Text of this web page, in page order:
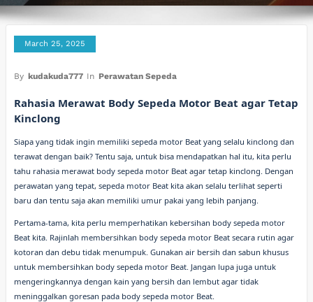
March 25, 2025
By kudakuda777 In Perawatan Sepeda
Rahasia Merawat Body Sepeda Motor Beat agar Tetap
Kinclong
Siapa yang tidak ingin memiliki sepeda motor Beat yang selalu kinclong dan
terawat dengan baik? Tentu saja, untuk bisa mendapatkan hal itu, kita perlu
tahu rahasia merawat body sepeda motor Beat agar tetap kinclong. Dengan
perawatan yang tepat, sepeda motor Beat kita akan selalu terlihat seperti
baru dan tentu saja akan memiliki umur pakai yang lebih panjang.
Pertama-tama, kita perlu memperhatikan kebersihan body sepeda motor
Beat kita. Rajinlah membersihkan body sepeda motor Beat secara rutin agar
kotoran dan debu tidak menumpuk. Gunakan air bersih dan sabun khusus
untuk membersihkan body sepeda motor Beat. Jangan lupa juga untuk
mengeringkannya dengan kain yang bersih dan lembut agar tidak
meninggalkan goresan pada body sepeda motor Beat.